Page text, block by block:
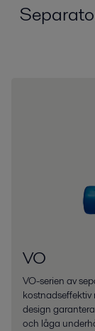
VO
VO-serien av
design
och låga